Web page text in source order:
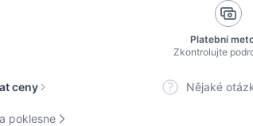
Platební
Zkontrolujte
ceny Nějaké
poklesne